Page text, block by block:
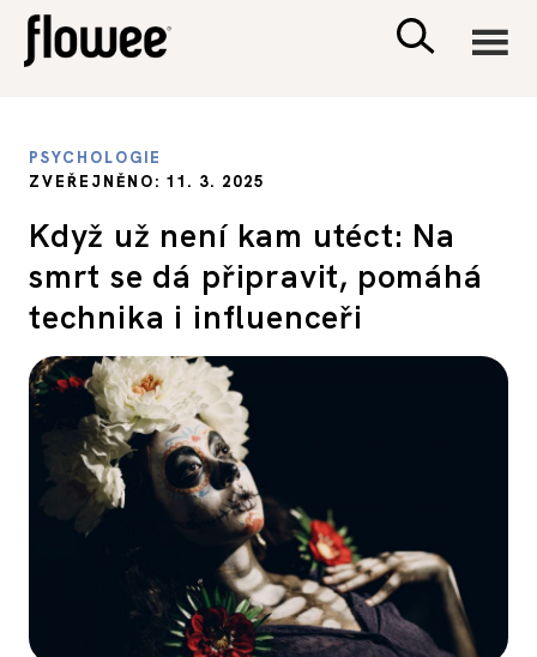
PSYCHOLOGIE
SEX A VZTAHY
PORADNA
PSYCHOLOGIE
ZVEŘEJNĚNO: 11. 3. 2025
Když už není kam utéct: Na
smrt se dá připravit, pomáhá
technika i influenceři